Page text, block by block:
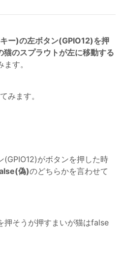
ー)の左ボタン(GPIO12)を押
のスプラウトが左に移動する
す。
みます。
(GPIO12)がボタンを押した時
偽)のどちらかを言わせて
押そうが押すまいが猫はfalse